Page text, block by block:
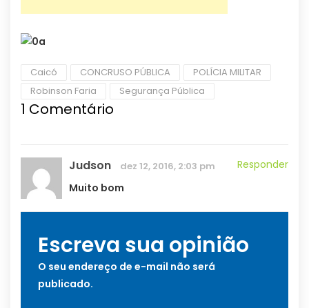
Caicó CONCRUSO PÚBLICA
POLÍCIA MILITAR
Robinson Faria
Segurança Pública
1 Comentário
Judson dez 12, 2016, 2:03 pm
Responder
Muito bom
Escreva sua opinião
O seu endereço de e-mail não será
publicado.